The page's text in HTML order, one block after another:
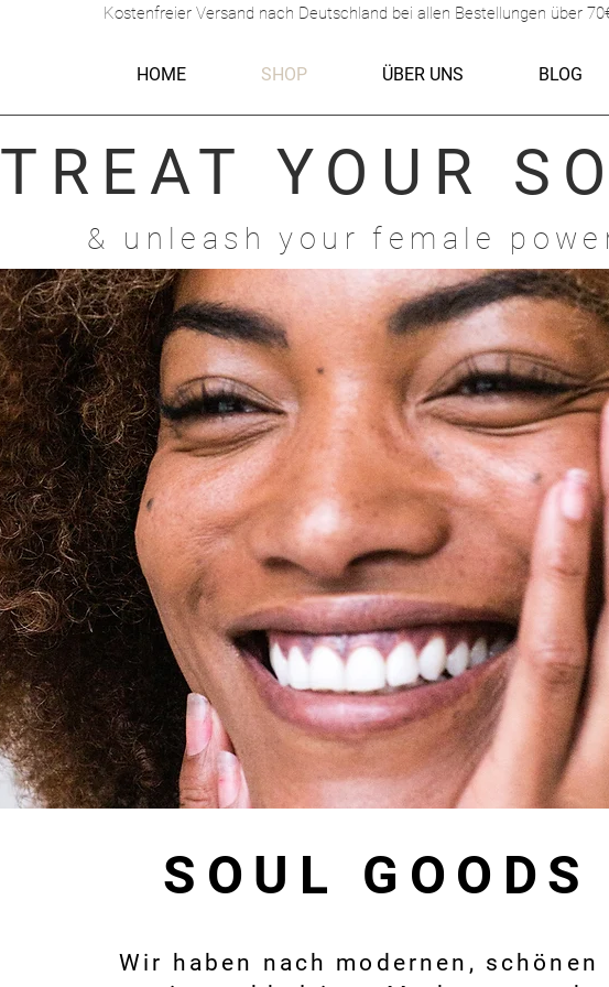
HOME SHOP ÜBER UNS BLOG
TREAT YOUR
& unleash your female
Kostenfreier Versand nach Deutschland bei allen Bestellungen über
Wir haben nach modernen, schönen
SOUL GOODS